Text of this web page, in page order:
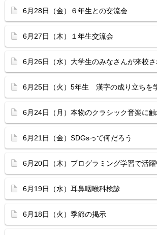
6月28日（金）６年生との交流会
6月27日（木）１年生交流会
6月26日（水）大学生のみなさんが来校
6月25日（火）5年生 漢字の成り立ちを
6月24日（月）本物のクラシック音楽に
6月21日（金）SDGsって何だろう
6月20日（木）プログラミング学習で活躍
6月19日（水）耳鼻咽喉科検診
6月18日（火）季節の掲示